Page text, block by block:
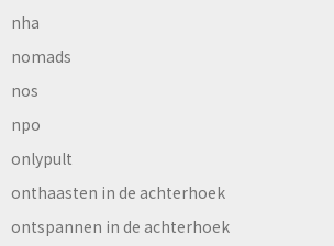
nha
nomads
nos
npo
onlypult
onthaasten in de achterhoek
ontspannen in de achterhoek